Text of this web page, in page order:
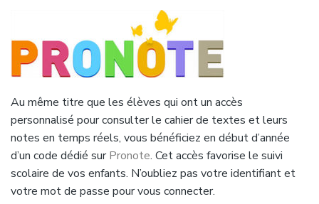
Au même titre que les élèves qui ont un accès
personnalisé pour consulter le cahier de textes et leurs
notes en temps réels, vous bénéficiez en début d’année
d’un code dédié surPronote. Cet accès favorise le suivi
scolaire de vos enfants. N’oubliez pas votre identifiant et
votre mot de passe pour vous connecter.